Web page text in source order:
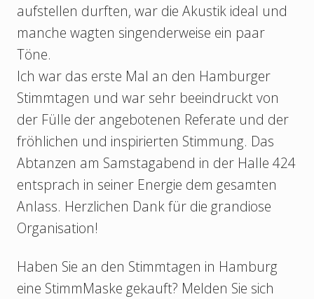
aufstellen durften, war die Akustik ideal und
manche wagten singenderweise ein paar
Töne.
Ich war das erste Mal an den Hamburger
Stimmtagen und war sehr beeindruckt von
der Fülle der angebotenen Referate und der
fröhlichen und inspirierten Stimmung. Das
Abtanzen am Samstagabend in der Halle 424
entsprach in seiner Energie dem gesamten
Anlass. Herzlichen Dank für die grandiose
Organisation!
Haben Sie an den Stimmtagen in Hamburg
eine StimmMaske gekauft? Melden Sie sich